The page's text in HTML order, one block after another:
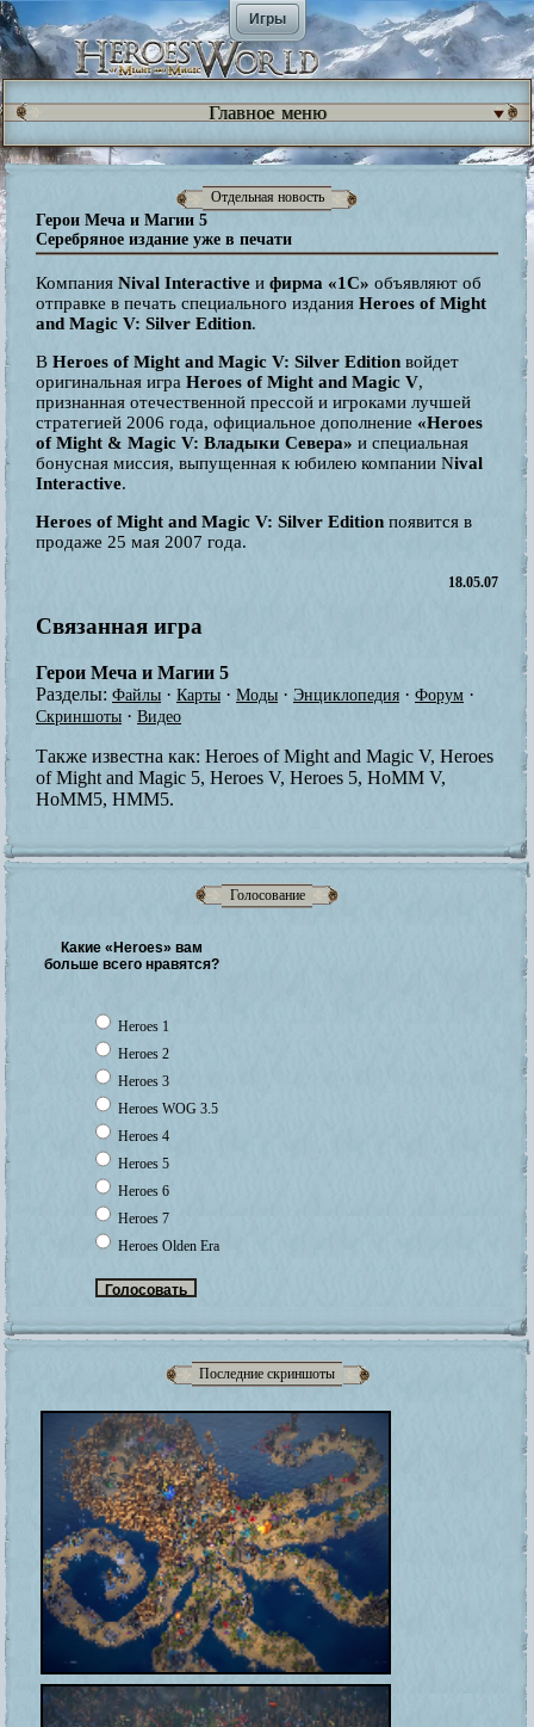
Игры
Голосование
Какие «Heroes» вам
больше всего нравятся?
Heroes 1
Heroes 2
Heroes 3
Heroes WOG 3.5
Heroes 4
Heroes 5
Heroes 6
Heroes 7
Heroes Olden Era
Последние скриншоты
Главное меню
Отдельная новость
Герои Меча и Магии 5
Серебряное издание уже в печати
Компания Nival Interactive и фирма «1С» объявляют об
отправке в печать специального издания Heroes of Might
and Magic V: Silver Edition.
В Heroes of Might and Magic V: Silver Edition войдет
оригинальная игра Heroes of Might and Magic V,
признанная отечественной прессой и игроками лучшей
стратегией 2006 года, официальное дополнение «Heroes
of Might & Magic V: Владыки Севера» и специальная
бонусная миссия, выпущенная к юбилею компании Nival
Interactive.
Heroes of Might and Magic V: Silver Edition появится в
продаже 25 мая 2007 года.
18.05.07
Связанная игра
Герои Меча и Магии 5
Разделы: Файлы · Карты · Моды · Энциклопедия · Форум ·
Скриншоты · Видео
Также известна как: Heroes of Might and Magic V, Heroes
of Might and Magic 5, Heroes V, Heroes 5, HoMM V,
HoMM5, HMM5.